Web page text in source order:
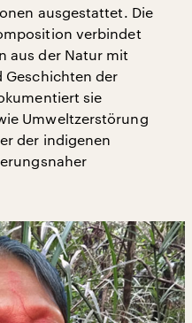
ausgestattet. Die
verbindet
aus der Natur mit
Geschichten der
sie
Umweltzerstörung
der indigenen